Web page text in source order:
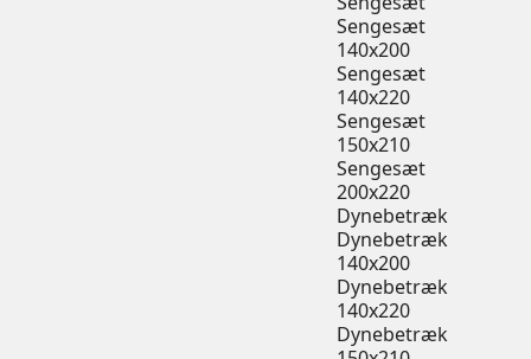
Sengesæt
140x200
Sengesæt
140x220
Sengesæt
150x210
Sengesæt
200x220
Dynebetræk
Dynebetræk
140x200
Dynebetræk
140x220
Dynebetræk